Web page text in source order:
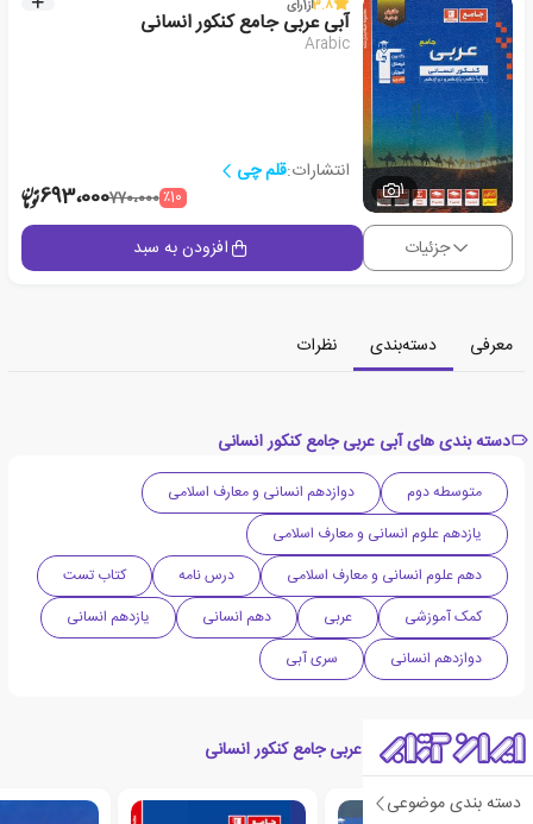
دسته بندی موضوعی
1
3.8از1رأی
آبی عربی جامع کنکور انسانی
Arabic
انتشارات:قلم چی
٪10770،000693،000
جزئیات افزودن به سبد
معرفی دسته‌بندی نظرات
دسته بندی های آبی عربی جامع کنکور انسانی
متوسطه دوم
دوازدهم انسانی و معارف اسلامی
یازدهم علوم انسانی و معارف اسلامی
دهم علوم انسانی و معارف اسلامی
درس نامه
کتاب تست
کمک آموزشی
عربی دهم انسانی
یازدهم انسانی
دوازدهم انسانی
سری آبی
محصولات مرتبط با آبی عربی جامع کنکور انسانی